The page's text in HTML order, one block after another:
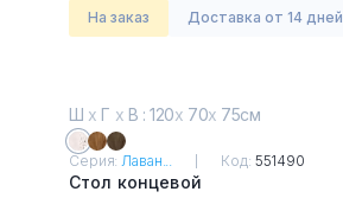
На заказ Доставка от 14 дней
Ш х Г х В : 120х 70х 75см
Серия:Лаван... Код: 551490
Стол концевой